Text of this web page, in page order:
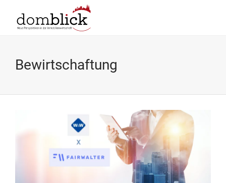
Bewirtschaftung